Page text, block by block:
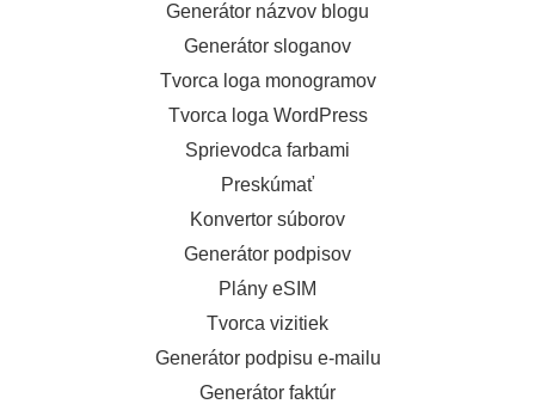
Generátor názvov blogu
Generátor sloganov
Tvorca loga monogramov
Tvorca loga WordPress
Sprievodca farbami
Preskúmať
Konvertor súborov
Generátor podpisov
Plány eSIM
Tvorca vizitiek
Generátor podpisu e-mailu
Generátor faktúr